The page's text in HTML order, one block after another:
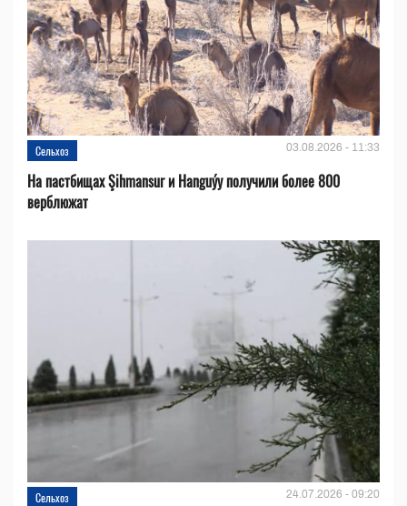
Сельхоз 03.08.2026 - 11:33
На пастбищах Şihmansur и Hanguýy получили более 800
верблюжат
Сельхоз 24.07.2026 - 09:20